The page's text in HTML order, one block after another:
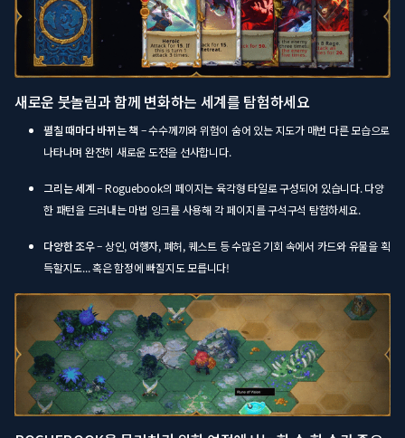
새로운 붓놀림과 함께 변화하는 세계를 탐험하세요
펼칠 때마다 바뀌는 책 – 수수께끼와 위험이 숨어 있는 지도가 매번 다른 모습으로
나타나며 완전히 새로운 도전을 선사합니다.
그리는 세계– Roguebook의 페이지는 육각형 타일로 구성되어 있습니다. 다양
한 패턴을 드러내는 마법 잉크를 사용해 각 페이지를 구석구석 탐험하세요.
다양한 조우– 상인, 여행자, 폐허, 퀘스트 등 수많은 기회 속에서 카드와 유물을 획
득할지도... 혹은 함정에 빠질지도 모릅니다!